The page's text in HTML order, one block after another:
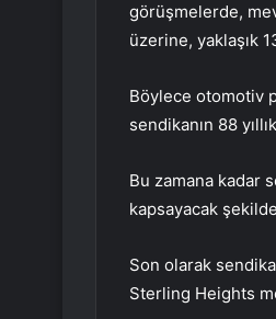
görüşmelerde,
üzerine, yaklaşık
Böylece otomotiv
sendikanın 88
Bu zamana kadar
kapsayacak
Son olarak
Sterling Heights